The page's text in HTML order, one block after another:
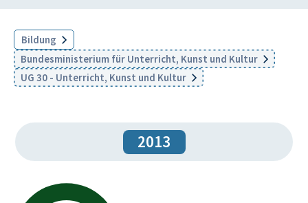
Bildung
Bundesministerium für Unterricht, Kunst und Kultur
UG 30 - Unterricht, Kunst und Kultur
2013